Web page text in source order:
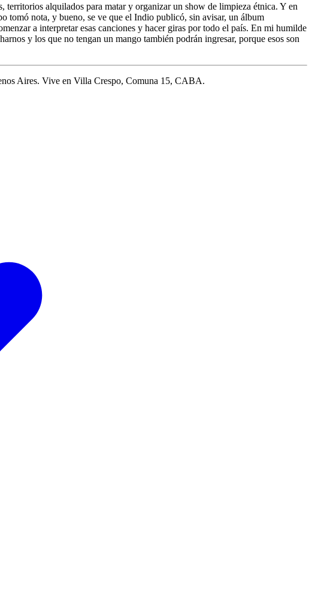
territorios alquilados para matar y organizar un show de limpieza étnica. Y en
tomó nota, y bueno, se ve que el Indio publicó, sin avisar, un álbum
a interpretar esas canciones y hacer giras por todo el país. En mi humilde
y los que no tengan un mango también podrán ingresar, porque esos son
Aires. Vive en Villa Crespo, Comuna 15, CABA.